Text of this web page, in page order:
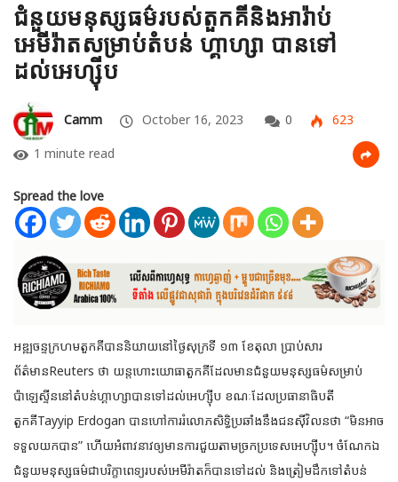
ជំនួយមនុស្សធម៌របស់តួកគីនិងអារ៉ាប់
អេមីរ៉ាតសម្រាប់តំបន់ ហ្គាហ្សា បានទៅ
ដល់អេហ្ស៊ីប
Camm October 16, 2023 0
623
1 minute read
Spread the love
អឌ្ឍចន្ទក្រហមតួកគីបាននិយាយនៅថ្ងៃសុក្រទី ១៣ ខែតុលា ប្រាប់សារ
ព័ត៌មានReuters ថា យន្តហោះយោធាតួកគីដែលមានជំនួយមនុស្សធម៌សម្រាប់
ប៉ាឡេស្ទីននៅតំបន់ហ្គាហ្សាបានទៅដល់អេហ្ស៊ីប ខណៈដែលប្រធានាធិបតី
តួកគីTayyip Erdogan បានហៅការរំលោភសិទ្ធិប្រឆាំងនឹងជនស៊ីវិលនថា “មិនអាច
ទទួលយកបាន” ហើយអំពាវនាវឲ្យមានការជួយតាមច្រកប្រទេសអេហ្ស៊ីប។ ចំណែកឯ
ជំនួយមនុស្សធម៌ជាបរិក្ខាពេទ្យរបស់អេមីរ៉ាតក៏បានទៅដល់ និងត្រៀមដឹកទៅតំបន់